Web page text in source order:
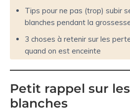
Tips pour ne pas (trop) subir
blanches pendant la
3 choses à retenir sur les
quand on est enceinte
Petit rappel sur
blanches